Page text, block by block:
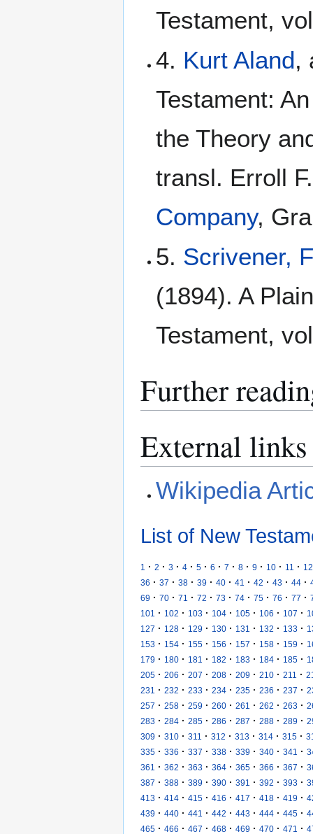
Testament,
4. Kurt Aland,
Testament:
the Theory
transl. Erroll
Company,
5. Scrivener,
(1894). A
Testament,
Further
External links
Wikipedia
List of New
1 · 2 · 3 · 4 · 5 · 6 · 7 · 8 · 9 · 10 · 11 · 12
36 · 37 · 38 · 39 · 40 · 41 · 42 · 43 · 44 ·
69 · 70 · 71 · 72 · 73 · 74 · 75 · 76 · 77 ·
101
· 102 · 103 · 104 · 105 · 106 · 107 ·
127 · 128 · 129 · 130 · 131 · 132 · 133 ·
153 · 154 · 155 · 156 · 157 · 158 · 159 ·
179 · 180 · 181 · 182 · 183 · 184 · 185 ·
205 · 206 · 207 · 208 · 209 · 210 · 211 ·
231
· 232 · 233 · 234 · 235 · 236 · 237 ·
257 · 258 · 259 · 260 · 261 · 262 · 263 ·
283 · 284 · 285 · 286 · 287 · 288 · 289 ·
309 · 310 · 311 · 312 · 313 · 314 · 315 ·
335 · 336 · 337 · 338 · 339 · 340 · 341 ·
361
· 362 · 363 · 364 · 365 · 366 · 367 ·
387 · 388 · 389 · 390 · 391 · 392 · 393 ·
413 · 414 · 415 · 416 · 417 · 418 · 419 ·
439 · 440 · 441 · 442 · 443 · 444 · 445 ·
465 · 466 · 467 · 468 · 469 · 470 · 471 ·